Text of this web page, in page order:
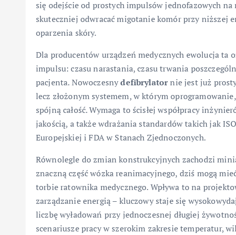
się odejście od prostych impulsów jednofazowych na
skuteczniej odwracać migotanie komór przy niższej
oparzenia skóry.
Dla producentów urządzeń medycznych ewolucja
impulsu: czasu narastania, czasu trwania
pacjenta. Nowoczesnydefibrylatornie jest już
lecz złożonym systemem, w którym
spójną całość. Wymaga to ścisłej współpracy
jakością, a także wdrażania standardów takich jak
Europejskiej i FDA w Stanach Zjednoczonych.
Równolegle do zmian konstrukcyjnych zachodzi
znaczną część wózka reanimacyjnego, dziś mogą
torbie ratownika medycznego. Wpływa to na
zarządzanie energią – kluczowy staje się
liczbę wyładowań przy jednoczesnej długiej
scenariusze pracy w szerokim zakresie temperatur,